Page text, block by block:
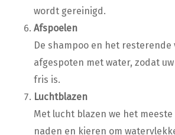
wordt gereinigd.
Afspoelen
De shampoo en het resterende
afgespoten met water, zodat
fris is.
Luchtblazen
Met lucht blazen we het
naden en kieren om